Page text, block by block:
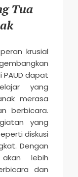
Tua
krusial
dapat
yang
merasa
berbicara.
yang
diskusi
Dengan
lebih
dan